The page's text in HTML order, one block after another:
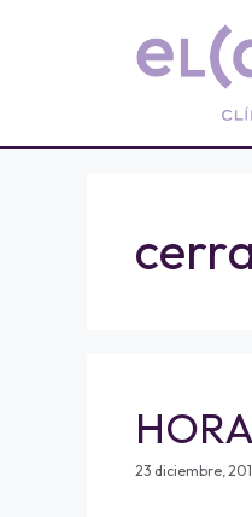
23 diciembre,